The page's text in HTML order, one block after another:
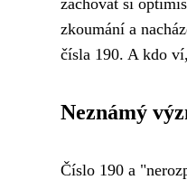
zachovat si
zkoumání a
čísla 190. A kdo
Neznámý
Číslo 190 a